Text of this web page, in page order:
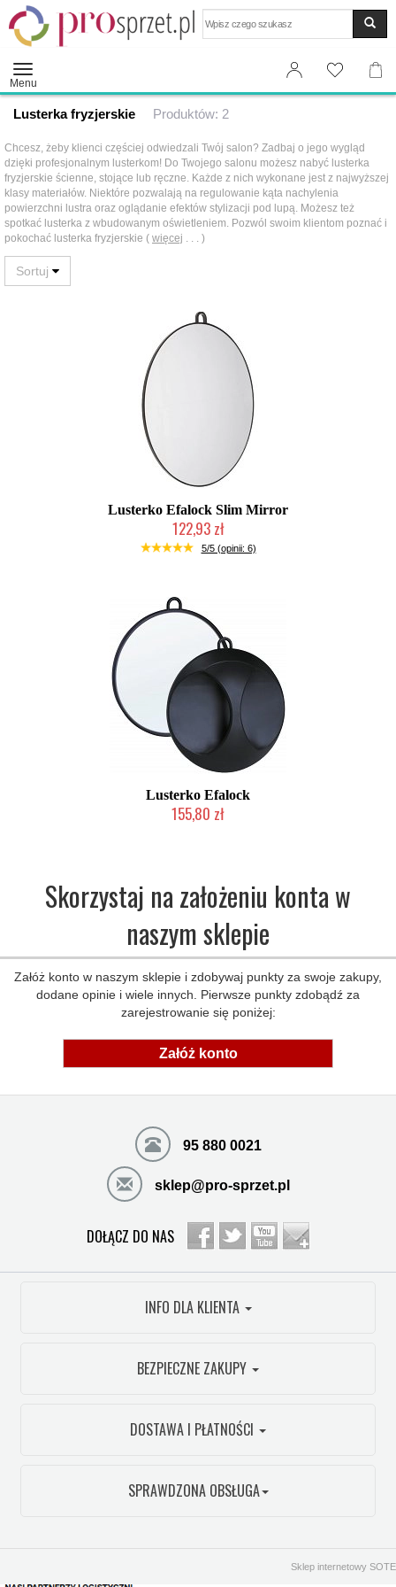
Menu
Lusterka fryzjerskie Produktów: 2
Chcesz, żeby klienci częściej odwiedzali Twój salon? Zadbaj o jego wygląd
dzięki profesjonalnym lusterkom! Do Twojego salonu możesz nabyć lusterka
fryzjerskie ścienne, stojące lub ręczne. Każde z nich wykonane jest z najwyższej
klasy materiałów. Niektóre pozwalają na regulowanie kąta nachylenia
powierzchni lustra oraz oglądanie efektów stylizacji pod lupą. Możesz też
spotkać lusterka z wbudowanym oświetleniem. Pozwól swoim klientom poznać i
pokochać lusterka fryzjerskie ( więcej . . . )
Lusterko Efalock Slim Mirror
122,93 zł
Mała ilość (wysyłka w 24h)
5/5 (opinii: 6)
Lusterko Efalock
155,80 zł
Skorzystaj na założeniu konta w
naszym sklepie
Załóż konto w naszym sklepie i zdobywaj punkty za swoje zakupy,
dodane opinie i wiele innych. Pierwsze punkty zdobądź za
zarejestrowanie się poniżej:
Załóż konto
95 880 0021
sklep@pro-sprzet.pl
DOŁĄCZ DO NAS
INFO DLA KLIENTA
BEZPIECZNE ZAKUPY
DOSTAWA I PŁATNOŚCI
SPRAWDZONA OBSŁUGA
Sklep internetowy SOTE